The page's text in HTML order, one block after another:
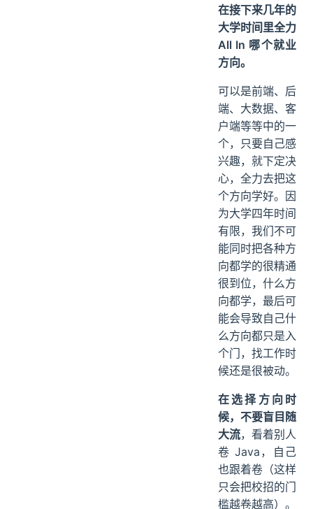
在接下来几年的
大学时间里全力
All In 哪个就业
方向。
可以是前端、后
端、大数据、客
户端等等中的一
个，只要自己感
兴趣，就下定决
心，全力去把这
个方向学好。因
为大学四年时间
有限，我们不可
能同时把各种方
向都学的很精通
很到位，什么方
向都学，最后可
能会导致自己什
么方向都只是入
个门，找工作时
候还是很被动。
在选择方向时
候，不要盲目随
大流，看着别人
卷 Java，自己
也跟着卷（这样
只会把校招的门
槛越卷越高）。